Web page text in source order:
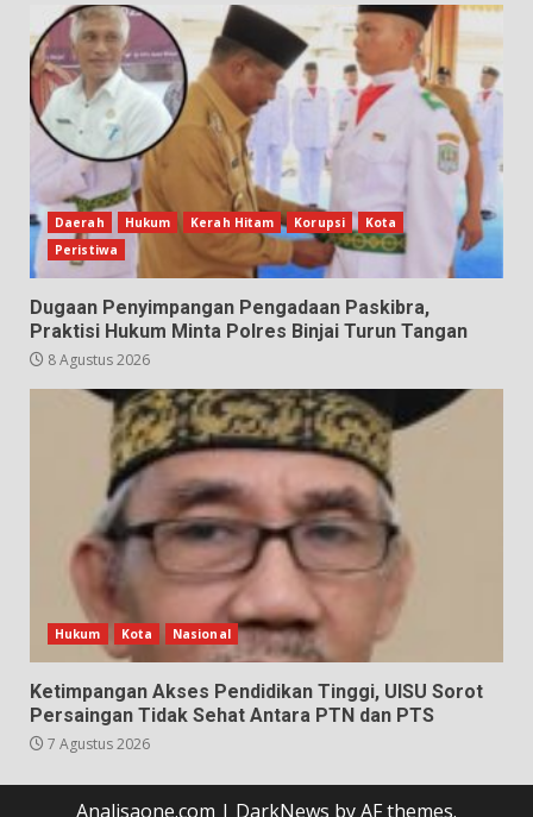
Daerah Hukum Kerah Hitam Korupsi
Kota
Peristiwa
Dugaan Penyimpangan Pengadaan Paskibra,
Praktisi Hukum Minta Polres Binjai Turun Tangan
8 Agustus 2026
Hukum Kota Nasional
Ketimpangan Akses Pendidikan Tinggi, UISU Sorot
Persaingan Tidak Sehat Antara PTN dan PTS
7 Agustus 2026
Analisaone.com | DarkNews by AF themes.